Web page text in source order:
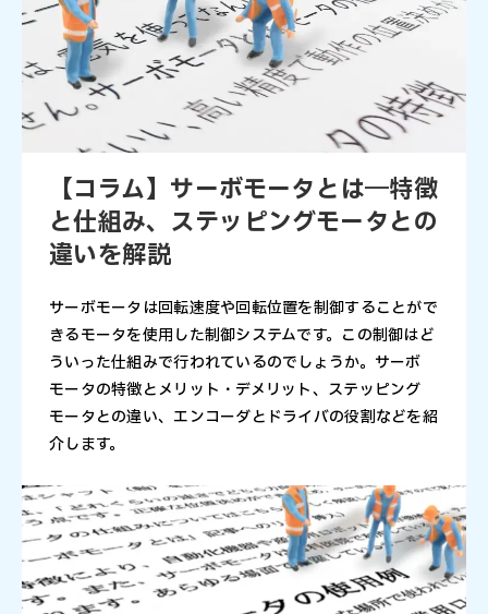
【コラム】サーボモータとは―特徴
と仕組み、ステッピングモータとの
違いを解説
サーボモータは回転速度や回転位置を制御することがで
きるモータを使用した制御システムです。この制御はど
ういった仕組みで行われているのでしょうか。サーボ
モータの特徴とメリット・デメリット、ステッピング
モータとの違い、エンコーダとドライバの役割などを紹
介します。